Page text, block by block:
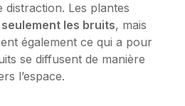
distraction. Les plantes
les bruits, mais
également ce qui a pour
se diffusent de manière
l’espace.